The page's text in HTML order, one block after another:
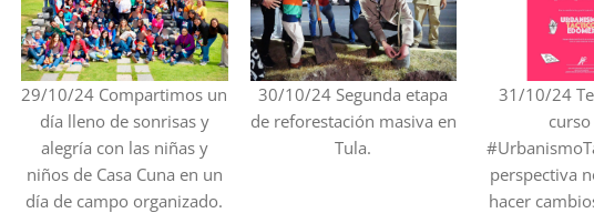
29/10/24 Compartimos un
día lleno de sonrisas y
alegría con las niñas y
niños de Casa Cuna en un
día de campo organizado.
30/10/24 Segunda etapa
de reforestación masiva en
Tula.
31/10/24
curso
perspectiva
hacer